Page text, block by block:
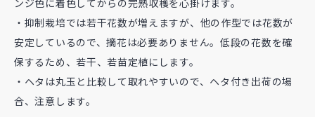
ンジ色に着色してからの完熟収穫を心掛けます。
・抑制栽培では若干花数が増えますが、他の作型では花数が
安定しているので、摘花は必要ありません。低段の花数を確
保するため、若干、若苗定植にします。
・ヘタは丸玉と比較して取れやすいので、ヘタ付き出荷の場
合、注意します。